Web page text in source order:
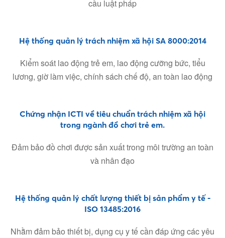
cầu luật pháp
Hệ thống quản lý trách nhiệm xã hội SA 8000:2014
Kiểm soát lao động trẻ em, lao động cưỡng bức, tiểu
lương, giờ làm việc, chính sách chế độ, an toàn lao động
Chứng nhận ICTI về tiêu chuẩn trách nhiệm xã hội
trong ngành đồ chơi trẻ em.
Đảm bảo đồ chơi được sản xuất trong môi trường an toàn
và nhân đạo
Hệ thống quản lý chất lượng thiết bị sản phẩm y tế -
ISO 13485:2016
Nhằm đảm bảo thiết bị, dụng cụ y tế cần đáp ứng các yêu